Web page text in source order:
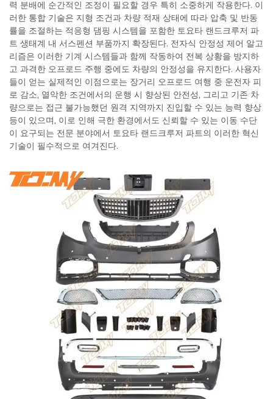
력 분배에 순간적인 조정이 필요할 경우 특히 소중하게 작용한다. 이
러한 통합 기술은 지형 조건과 차량 적재 상태에 따라 압축 및 반동
률을 조절하는 적응형 댐핑 시스템을 포함한 토요타 랜드크루저 파
트 생태계 내 서스펜션 부품까지 확장된다. 전자식 안정성 제어 알고
리즘은 이러한 기계 시스템들과 함께 작동하여 전복 상황을 방지하
고 과격한 오프로드 주행 중에도 차량의 안정성을 유지한다. 사용자
들이 얻는 실제적인 이점으로는 장거리 오프로드 여행 중 운전자 피
로 감소, 열악한 조건에서의 운행 시 향상된 안전성, 그리고 기존 차
량으로는 접근 불가능했던 원격 지역까지 진입할 수 있는 능력 향상
등이 있으며, 이로 인해 극한 환경에서도 신뢰할 수 있는 이동 수단
이 요구되는 전문 분야에서 토요타 랜드크루저 파트의 이러한 혁신
기술이 필수적으로 여겨진다.